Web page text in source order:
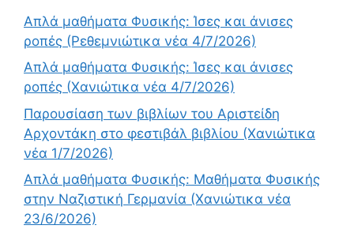
Απλά μαθήματα Φυσικής: Ίσες και άνισες
ροπές (Ρεθεμνιώτικα νέα 4/7/2026)
Απλά μαθήματα Φυσικής: Ίσες και άνισες
ροπές (Χανιώτικα νέα 4/7/2026)
Παρουσίαση των βιβλίων του Αριστείδη
Αρχοντάκη στο φεστιβάλ βιβλίου (Χανιώτικα
νέα 1/7/2026)
Απλά μαθήματα Φυσικής: Μαθήματα Φυσικής
στην Ναζιστική Γερμανία (Χανιώτικα νέα
23/6/2026)